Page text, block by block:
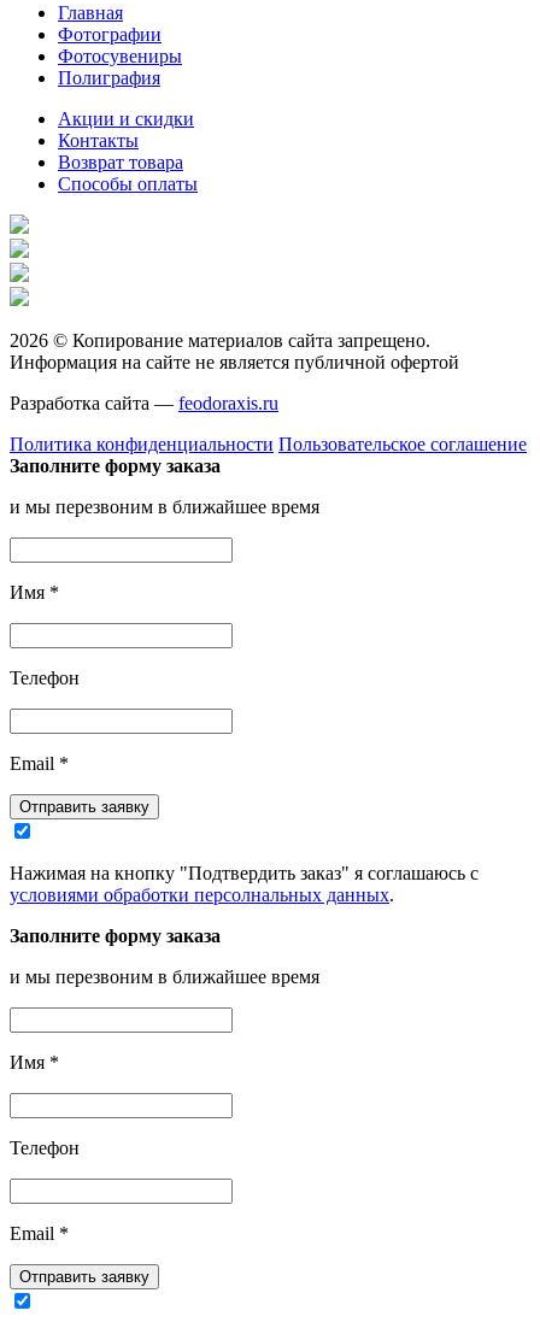
Главная
Фотографии
Фотосувениры
Полиграфия
Акции и скидки
Контакты
Возврат товара
Способы оплаты
2026 © Копирование материалов сайта запрещено.
Информация на сайте не является публичной офертой
Разработка сайта — feodoraxis.ru
Политика конфиденциальности Пользовательское соглашение
Заполните форму заказа
и мы перезвоним в ближайшее время
Имя *
Телефон
Email *
Отправить заявку
Нажимая на кнопку "Подтвердить заказ" я соглашаюсь с
условиями обработки персолнальных данных.
Заполните форму заказа
и мы перезвоним в ближайшее время
Имя *
Телефон
Email *
Отправить заявку